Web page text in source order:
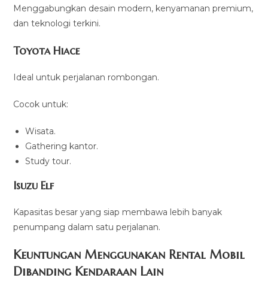
Menggabungkan desain modern, kenyamanan premium,
dan teknologi terkini.
Toyota Hiace
Ideal untuk perjalanan rombongan.
Cocok untuk:
Wisata.
Gathering kantor.
Study tour.
Isuzu Elf
Kapasitas besar yang siap membawa lebih banyak
penumpang dalam satu perjalanan.
Keuntungan Menggunakan Rental Mobil
Dibanding Kendaraan Lain